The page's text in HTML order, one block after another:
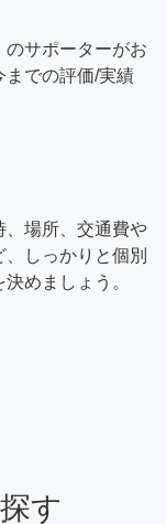
のサポーターがお
までの評価/実績
、場所、交通費や
しっかりと個別
めましょう。
す